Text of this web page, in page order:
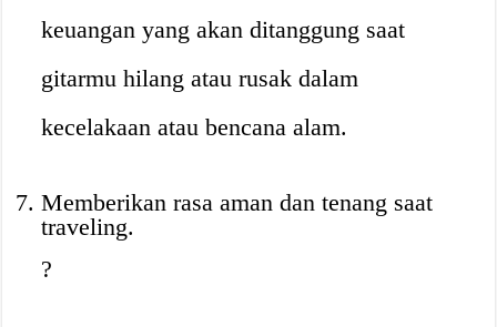
keuangan yang akan ditanggung saat
gitarmu hilang atau rusak dalam
kecelakaan atau bencana alam.
Memberikan rasa aman dan tenang saat
traveling.
?